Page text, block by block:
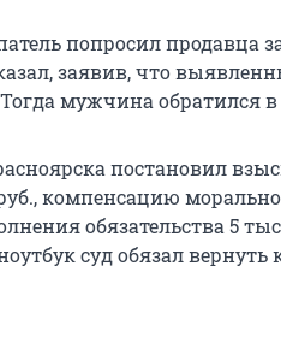
попросил продавца
заявив, что
мужчина обратился в
постановил
компенсацию
обязательства 5
суд обязал